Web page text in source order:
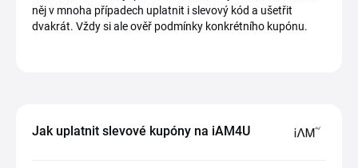
něj v mnoha případech uplatnit i slevový kód a ušetřit
dvakrát. Vždy si ale ověř podmínky konkrétního kupónu.
Jak uplatnit slevové kupóny na iAM4U